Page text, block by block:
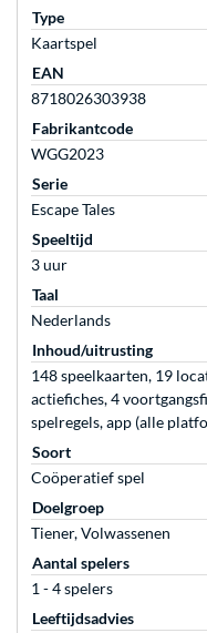
Type
Kaartspel
EAN
8718026303938
Fabrikantcode
WGG2023
Serie
Escape Tales
Speeltijd
3 uur
Taal
Nederlands
Inhoud/uitrusting
148 speelkaarten, 19
actiefiches, 4
spelregels, app (alle
Soort
Coöperatief spel
Doelgroep
Tiener, Volwassenen
Aantal spelers
1 - 4 spelers
Leeftijdsadvies